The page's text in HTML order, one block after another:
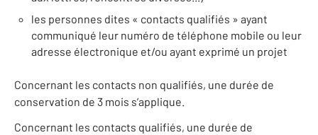
les personnes dites « contacts qualifiés » ayant
communiqué leur numéro de téléphone mobile ou leur
adresse électronique et/ou ayant exprimé un projet
Concernant les contacts non qualifiés, une durée de
conservation de 3 mois s’applique.
Concernant les contacts qualifiés, une durée de